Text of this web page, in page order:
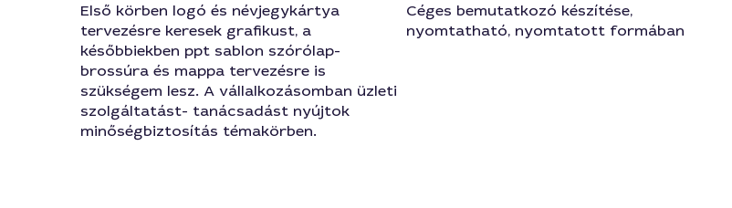
Első körben logó és névjegykártya
tervezésre keresek grafikust, a
későbbiekben ppt sablon szórólap-
brossúra és mappa tervezésre is
szükségem lesz. A vállalkozásomban üzleti
szolgáltatást- tanácsadást nyújtok
minőségbiztosítás témakörben.
Céges bemutatkozó készítése,
nyomtatható, nyomtatott formában